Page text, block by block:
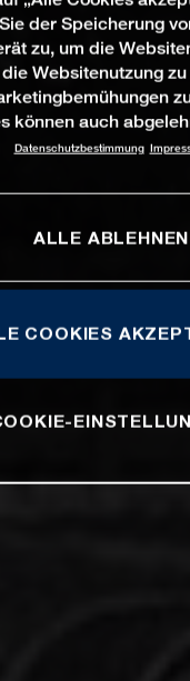
der Speicherung
zu, um die
Websitenutzung
können auch
Datenschutzbestimmung
ALLE ABLEHNEN
COOKIES